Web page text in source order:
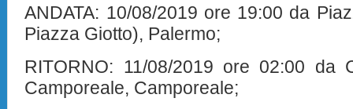
ANDATA: 10/08/2019 ore 19:00 da
Piazza Giotto), Palermo;
RITORNO: 11/08/2019 ore 02:00 da
Camporeale, Camporeale;